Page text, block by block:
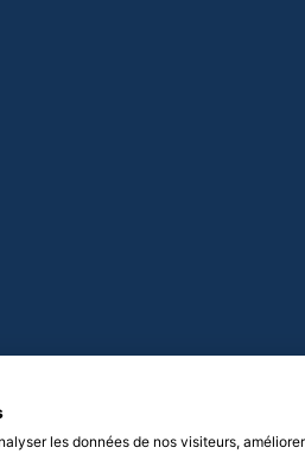
les données de nos visiteurs,